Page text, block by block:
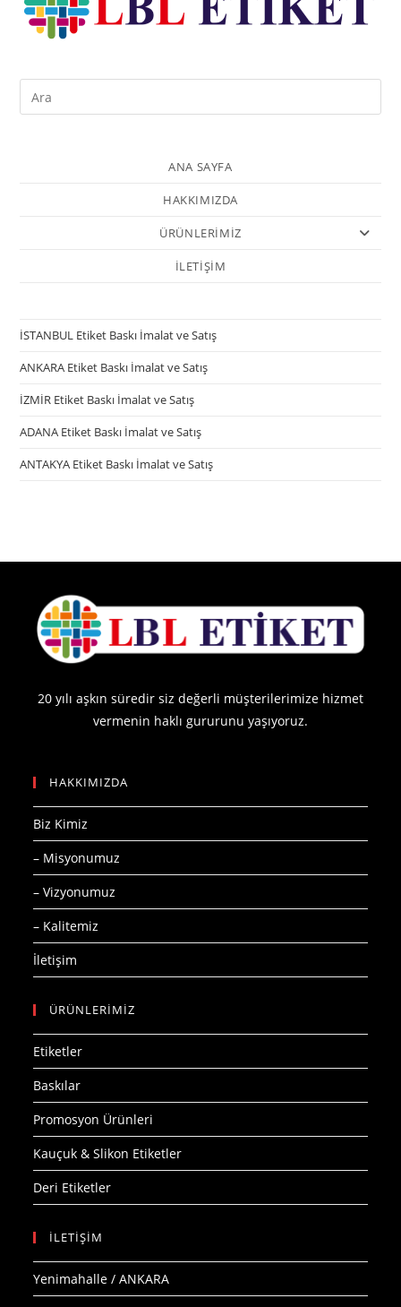
ANA SAYFA
HAKKIMIZDA
ÜRÜNLERİMİZ
İLETİŞİM
İSTANBUL Etiket Baskı İmalat ve Satış
ANKARA Etiket Baskı İmalat ve Satış
İZMİR Etiket Baskı İmalat ve Satış
ADANA Etiket Baskı İmalat ve Satış
ANTAKYA Etiket Baskı İmalat ve Satış
20 yılı aşkın süredir siz değerli müşterilerimize hizmet
vermenin haklı gururunu yaşıyoruz.
HAKKIMIZDA
Biz Kimiz
– Misyonumuz
– Vizyonumuz
– Kalitemiz
İletişim
ÜRÜNLERİMİZ
Etiketler
Baskılar
Promosyon Ürünleri
Kauçuk & Slikon Etiketler
Deri Etiketler
İLETİŞİM
Yenimahalle / ANKARA